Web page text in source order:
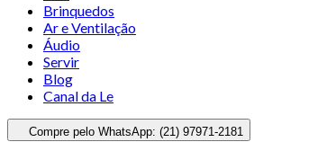
Brinquedos
Ar e Ventilação
Áudio
Servir
Blog
Canal da Le
Compre pelo WhatsApp: (21) 97971-2181